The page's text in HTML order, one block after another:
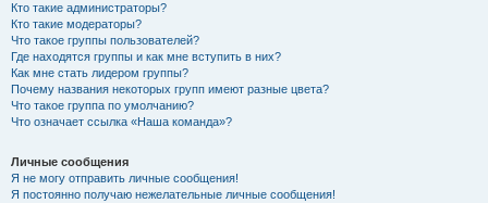
Кто такие администраторы?
Кто такие модераторы?
Что такое группы пользователей?
Где находятся группы и как мне вступить в них?
Как мне стать лидером группы?
Почему названия некоторых групп имеют разные цвета?
Что такое группа по умолчанию?
Что означает ссылка «Наша команда»?
Личные сообщения
Я не могу отправить личные сообщения!
Я постоянно получаю нежелательные личные сообщения!